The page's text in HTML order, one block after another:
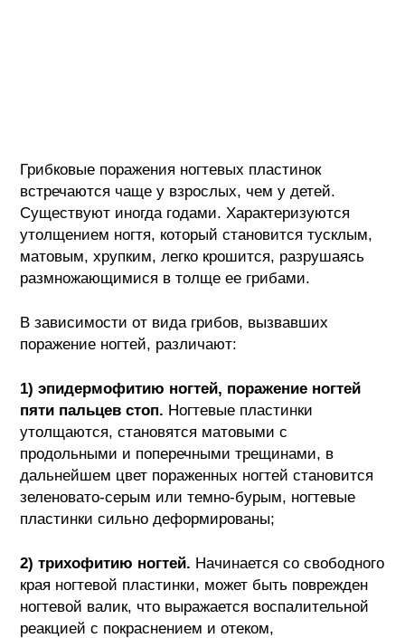
Грибковые поражения ногтевых пластинок
встречаются чаще у взрослых, чем у детей.
Существуют иногда годами. Характеризуются
утолщением ногтя, который становится тусклым,
матовым, хрупким, легко крошится, разрушаясь
размножающимися в толще ее грибами.
В зависимости от вида грибов, вызвавших
поражение ногтей, различают:
1) эпидермофитию ногтей, поражение ногтей
пяти пальцев стоп. Ногтевые пластинки
утолщаются, становятся матовыми с
продольными и поперечными трещинами, в
дальнейшем цвет пораженных ногтей становится
зеленовато-серым или темно-бурым, ногтевые
пластинки сильно деформированы;
2) трихофитию ногтей. Начинается со свободного
края ногтевой пластинки, может быть поврежден
ногтевой валик, что выражается воспалительной
реакцией с покраснением и отеком,